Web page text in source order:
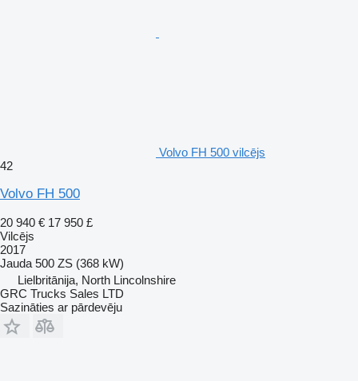
Volvo FH 500 vilcējs
42
Volvo FH 500
20 940 € 17 950 £
Vilcējs
2017
Jauda 500 ZS (368 kW)
Lielbritānija, North Lincolnshire
GRC Trucks Sales LTD
Sazināties ar pārdevēju